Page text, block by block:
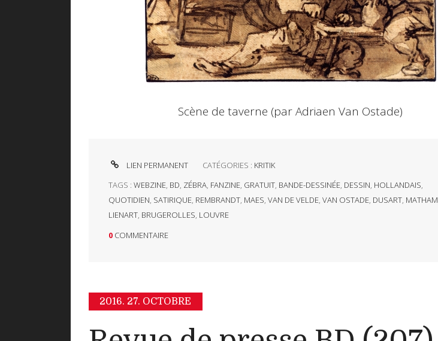
Scène de taverne (par Adriaen Van Ostade)
LIEN PERMANENT CATÉGORIES : KRITIK
TAGS : WEBZINE, BD, ZÉBRA, FANZINE, GRATUIT, BANDE-DESSINÉE, DESSIN, HOLLANDAIS,
QUOTIDIEN, SATIRIQUE, REMBRANDT, MAES, VAN DE VELDE, VAN OSTADE, DUSART, MATHAM
LIENART, BRUGEROLLES, LOUVRE
0 COMMENTAIRE
2016. 27. OCTOBRE